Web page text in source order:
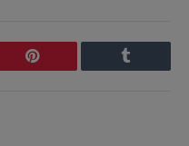
Pinterest Tumblr